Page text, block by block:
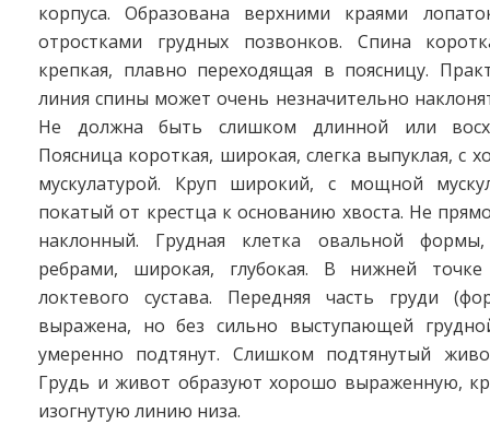
корпуса. Образована верхними краями
отростками грудных позвонков. Спина
крепкая, плавно переходящая в поясницу.
линия спины может очень незначительно
Не должна быть слишком длинной или
Поясница короткая, широкая, слегка выпуклая, с
мускулатурой. Круп широкий, с мощной
покатый от крестца к основанию хвоста. Не
наклонный. Грудная клетка овальной
ребрами, широкая, глубокая. В нижней точке
локтевого сустава. Передняя часть груди
выражена, но без сильно выступающей
умеренно подтянут. Слишком подтянутый
Грудь и живот образуют хорошо выраженную,
изогнутую линию низа.